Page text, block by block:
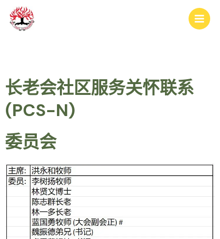
Main
长老会社区服务关怀联系
(PCS-N)
委员会